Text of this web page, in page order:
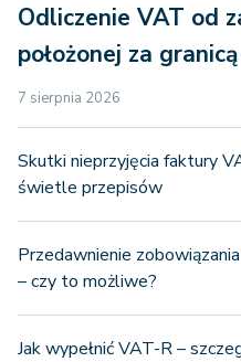
Odliczenie VAT od
położonej za
7 sierpnia 2026
Skutki nieprzyjęcia faktury
świetle przepisów
Przedawnienie
– czy to możliwe?
Jak wypełnić VAT-R –